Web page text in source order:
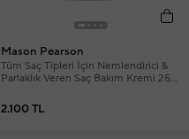
Mason Pearson
Tüm Saç Tipleri İçin Nemlendirici &
Parlaklık Veren Saç Bakım Kremi 250
2.100 TL